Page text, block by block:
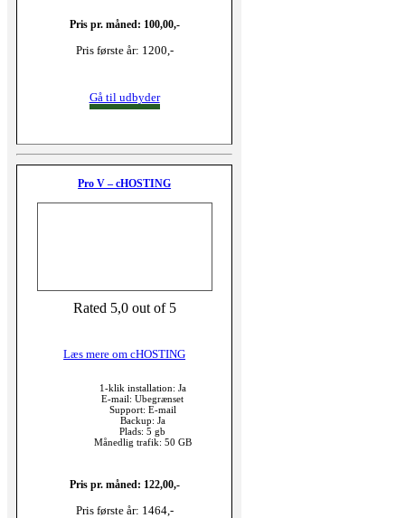
Pris pr. måned: 100,00,-
Pris første år: 1200,-
Gå til udbyder
Pro V – cHOSTING
Rated 5,0 out of 5
Læs mere om cHOSTING
1-klik installation: Ja
E-mail: Ubegrænset
Support: E-mail
Backup: Ja
Plads: 5 gb
Månedlig trafik: 50 GB
Pris pr. måned: 122,00,-
Pris første år: 1464,-